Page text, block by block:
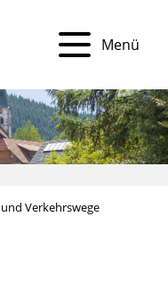
Menü
Verkehrswege